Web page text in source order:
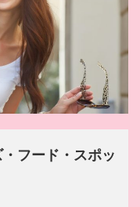
フード・スポッ